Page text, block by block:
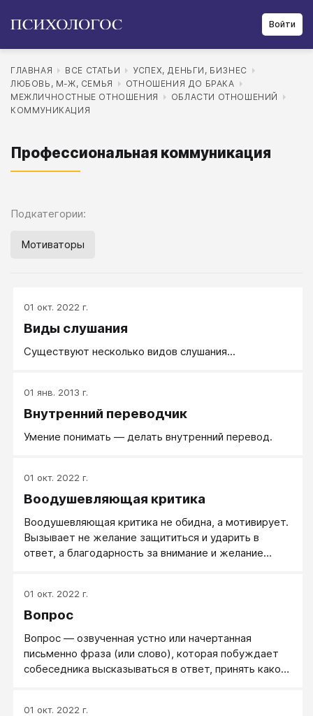
Войти
ГЛАВНАЯ ВСЕ СТАТЬИ
УСПЕХ, ДЕНЬГИ, БИЗНЕС
ЛЮБОВЬ, М-Ж, СЕМЬЯ
ОТНОШЕНИЯ ДО БРАКА
МЕЖЛИЧНОСТНЫЕ ОТНОШЕНИЯ
ОБЛАСТИ ОТНОШЕНИЙ
КОММУНИКАЦИЯ
Профессиональная коммуникация
Подкатегории:
Мотиваторы
01 окт. 2022 г.
Виды слушания
Существуют несколько видов слушания...
01 янв. 2013 г.
Внутренний переводчик
Умение понимать — делать внутренний перевод.
01 окт. 2022 г.
Воодушевляющая критика
Воодушевляющая критика не обидна, а мотивирует.
Вызывает не желание защититься и ударить в
ответ, а благодарность за внимание и желание
01 окт. 2022 г.
Вопрос
Вопрос — озвученная устно или начертанная
письменно фраза (или слово), которая побуждает
собеседника высказываться в ответ, принять какое-
01 окт. 2022 г.